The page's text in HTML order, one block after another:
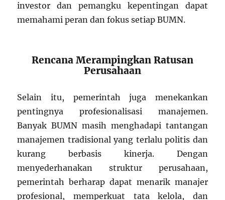
investor dan pemangku kepentingan dapat
memahami peran dan fokus setiap BUMN.
Rencana Merampingkan Ratusan
Perusahaan
Selain itu, pemerintah juga menekankan
pentingnya profesionalisasi manajemen.
Banyak BUMN masih menghadapi tantangan
manajemen tradisional yang terlalu politis dan
kurang berbasis kinerja. Dengan
menyederhanakan struktur perusahaan,
pemerintah berharap dapat menarik manajer
profesional, memperkuat tata kelola, dan